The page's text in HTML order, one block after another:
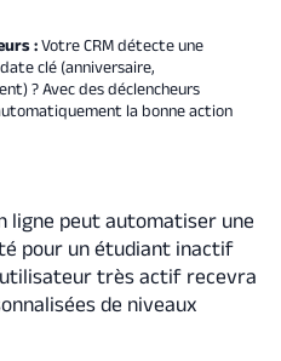
: Votre CRM détecte une
clé (anniversaire,
? Avec des déclencheurs
la bonne action
ligne peut automatiser une
pour un étudiant inactif
utilisateur très actif recevra
de niveaux